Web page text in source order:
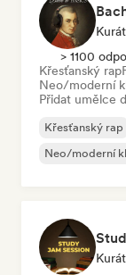
> 1100
Křesťanský rap
Neo/moderní
Přidat umělce
Křesťanský rap
Neo/moderní